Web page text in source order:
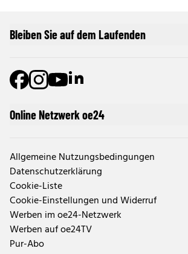
Online Netzwerk oe24
Allgemeine Nutzungsbedingungen
Datenschutzerklärung
Cookie-Liste
Cookie-Einstellungen und Widerruf
Werben im oe24-Netzwerk
Werben auf oe24TV
Pur-Abo
Bleiben Sie auf dem Laufenden